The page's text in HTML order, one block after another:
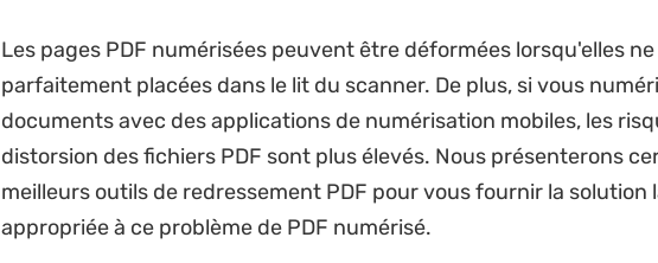
Les pages PDF numérisées peuvent être déformées lorsqu'elles
parfaitement placées dans le lit du scanner. De plus, si vous
documents avec des applications de numérisation mobiles, les
distorsion des fichiers PDF sont plus élevés. Nous présenterons
meilleurs outils de redressement PDF pour vous fournir la solution
appropriée à ce problème de PDF numérisé.